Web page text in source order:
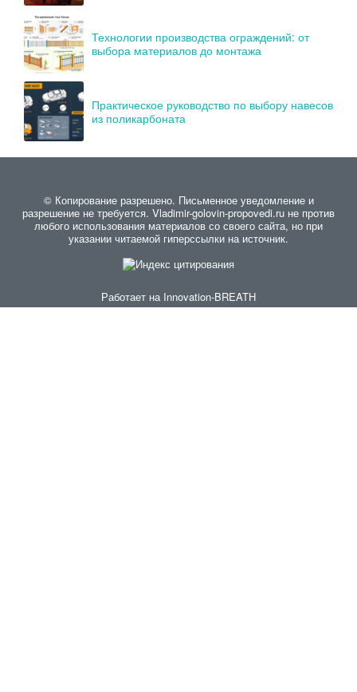
Технологии производства ограждений: от
выбора материалов до монтажа
Практическое руководство по выбору навесов
из поликарбоната
© Копирование разрешено. Письменное уведомление и
разрешение не требуется. Vladimir-golovin-propovedi.ru не против
любого использования материалов со своего сайта, но при
указании читаемой гиперссылки на источник.
Работает на Innovation-BREATH